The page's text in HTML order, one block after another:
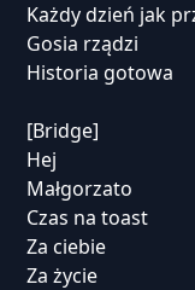
Każdy dzień jak
Gosia rządzi
Historia gotowa
[Bridge]
Hej
Małgorzato
Czas na toast
Za ciebie
Za życie